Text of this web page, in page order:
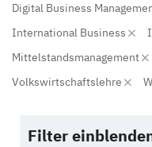
Digital Business
International Business
Mittelstandsmanagement
Volkswirtschaftslehre
Filter